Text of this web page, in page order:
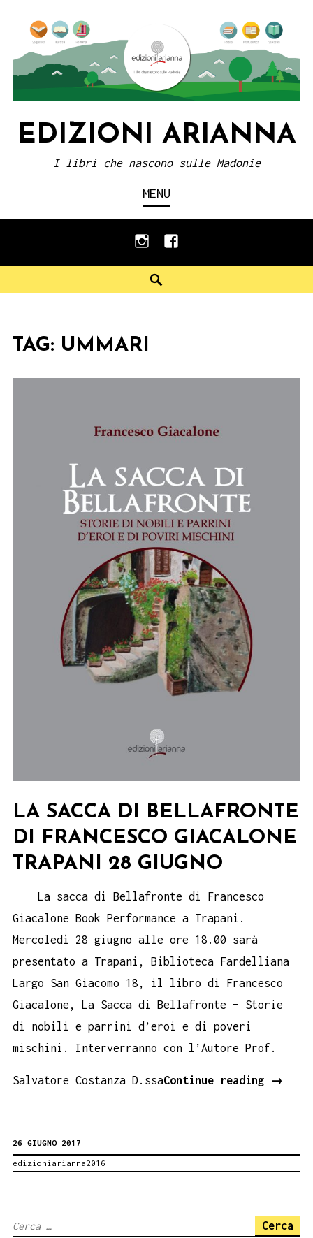
content
EDIZIONI ARIANNA
I libri che nascono sulle Madonie
MENU
instagramfacebook
TAG: UMMARI
LA SACCA DI BELLAFRONTE
DI FRANCESCO GIACALONE
TRAPANI 28 GIUGNO
La sacca di Bellafronte di Francesco
Giacalone Book Performance a Trapani.
Mercoledì 28 giugno alle ore 18.00 sarà
presentato a Trapani, Biblioteca Fardelliana
Largo San Giacomo 18, il libro di Francesco
Giacalone, La Sacca di Bellafronte – Storie
di nobili e parrini d’eroi e di poveri
mischini. Interverranno con l’Autore Prof.
Salvatore Costanza D.ssaContinue reading
La
Trapani
→
26 GIUGNO 2017
edizioniarianna2016
Ricerca